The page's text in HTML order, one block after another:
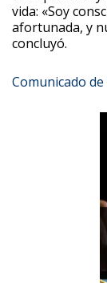
vida: «Soy
afortunada, y
concluyó.
Comunicado